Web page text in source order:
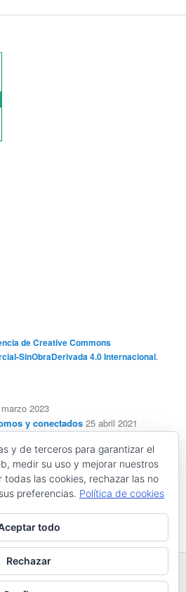
de Creative Commons
SinObraDerivada 4.0 Internacional.
2023
y conectados 25 abril 2021
28 marzo 2021
vehículos autónomos y
y seguridad vial 21 noviembre
gracias a WordPress
y de terceros para garantizar el
medir su uso y mejorar nuestros
todas las cookies, rechazar las no
preferencias. Política de cookies
todo
Rechazar